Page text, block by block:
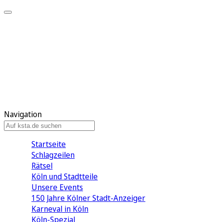
Navigation
Startseite
Schlagzeilen
Rätsel
Köln und Stadtteile
Unsere Events
150 Jahre Kölner Stadt-Anzeiger
Karneval in Köln
Köln-Spezial